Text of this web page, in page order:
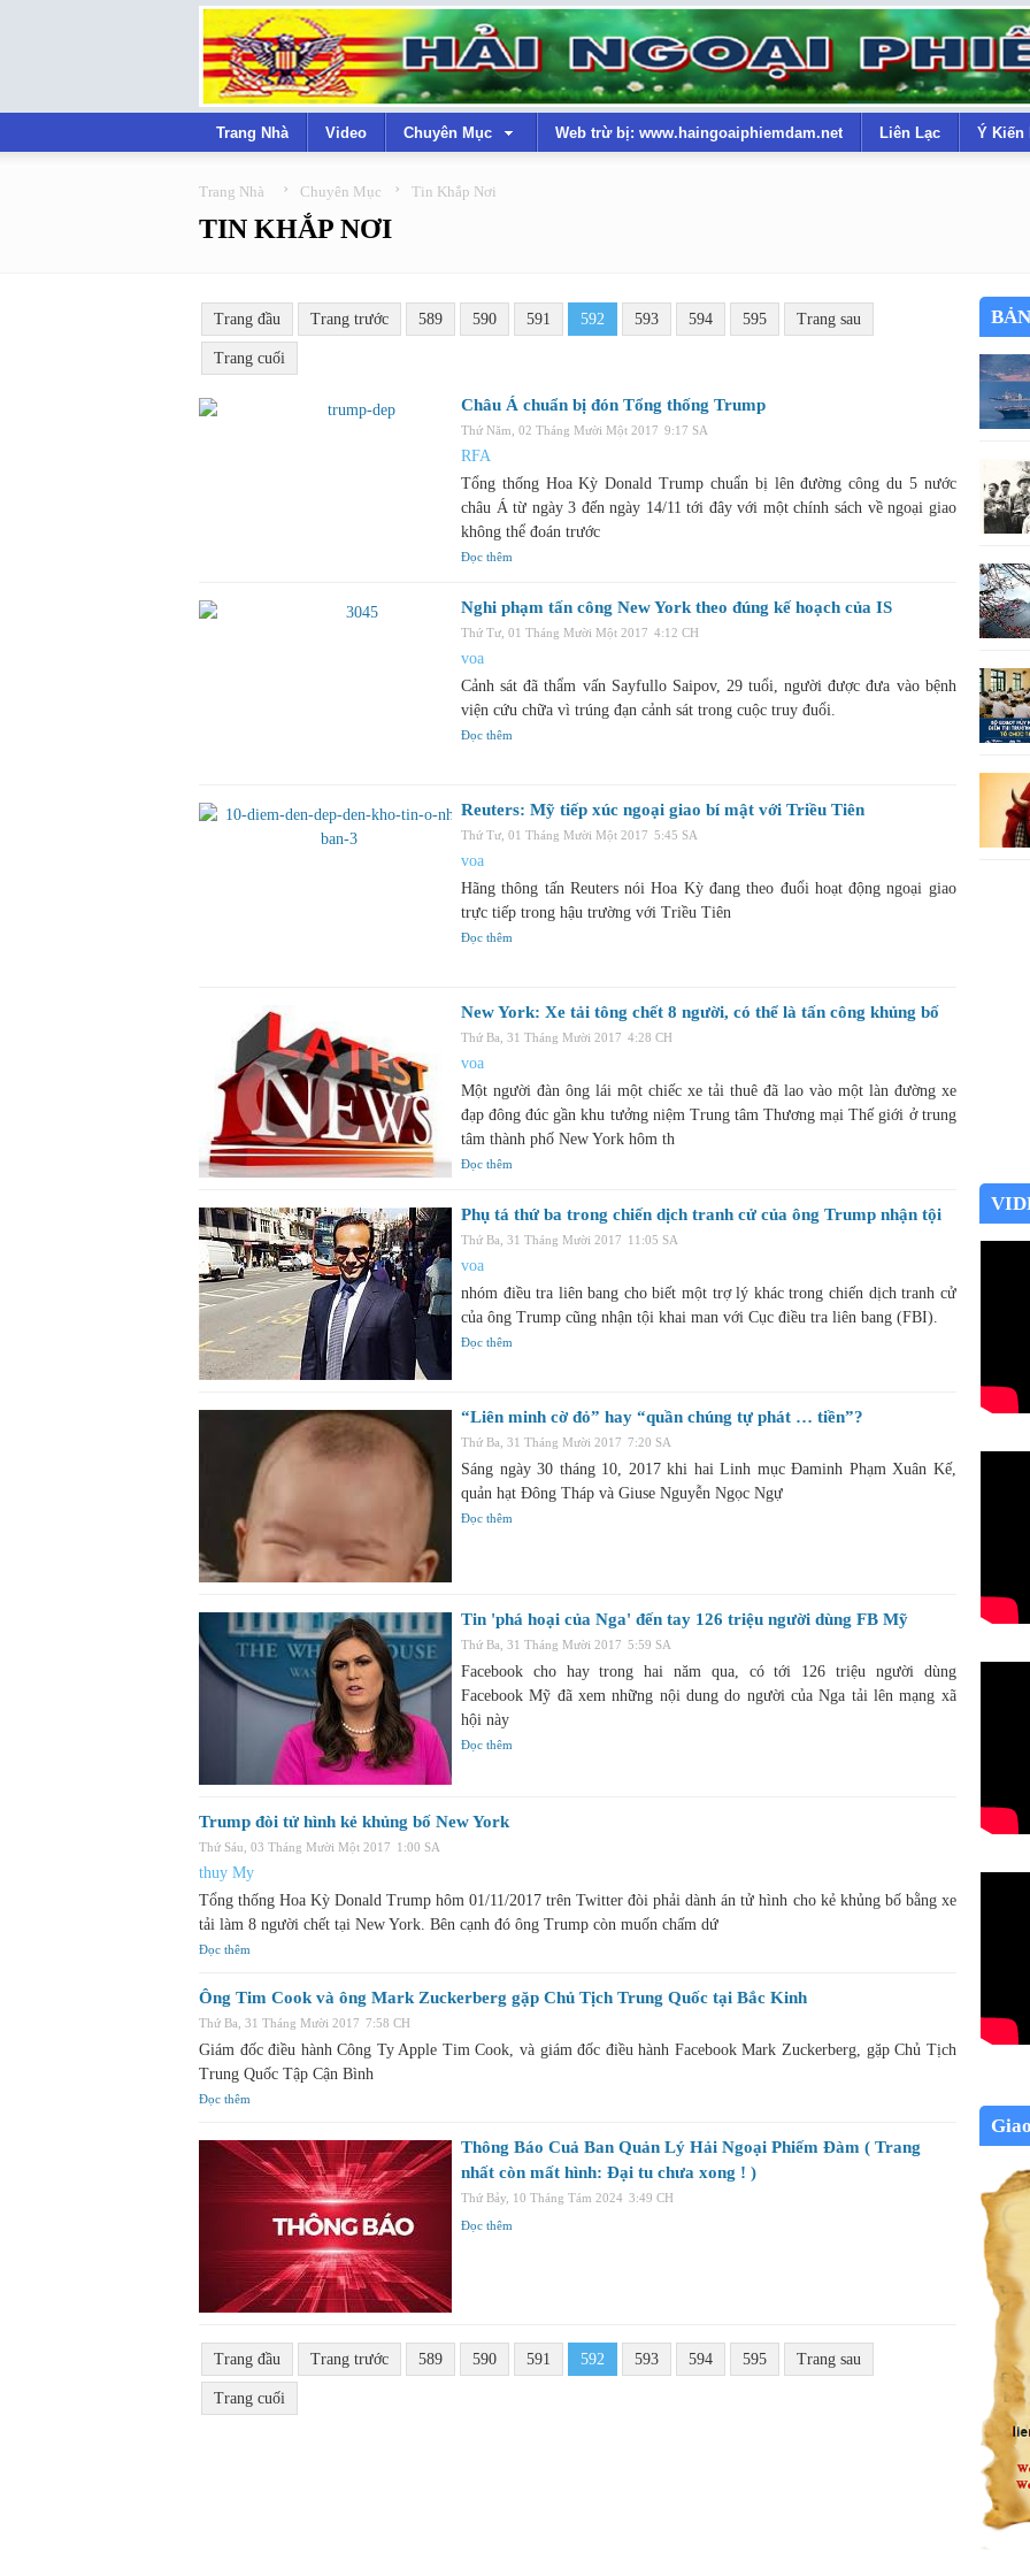
Trang Nhà Video Chuyên Mục Web trừ bị: www.haingoaiphiemdam.net Liên Lạc Ý Kiến
Trang Nhà › Chuyên Mục › Tin Khắp Nơi
TIN KHẮP NƠI
Trang đầu Trang trước 589 590 591 592 593 594 595 Trang sau
Trang cuối
Châu Á chuẩn bị đón Tổng thống Trump
Thứ Năm, 02 Tháng Mười Một 2017 9:17 SA
RFA
Tổng thống Hoa Kỳ Donald Trump chuẩn bị lên đường công du 5 nước
châu Á từ ngày 3 đến ngày 14/11 tới đây với một chính sách về ngoại giao
không thể đoán trước
Đọc thêm
Nghi phạm tấn công New York theo đúng kế hoạch của IS
Thứ Tư, 01 Tháng Mười Một 2017 4:12 CH
voa
Cảnh sát đã thẩm vấn Sayfullo Saipov, 29 tuổi, người được đưa vào bệnh
viện cứu chữa vì trúng đạn cảnh sát trong cuộc truy đuổi.
Đọc thêm
Reuters: Mỹ tiếp xúc ngoại giao bí mật với Triều Tiên
Thứ Tư, 01 Tháng Mười Một 2017 5:45 SA
voa
Hãng thông tấn Reuters nói Hoa Kỳ đang theo đuổi hoạt động ngoại giao
trực tiếp trong hậu trường với Triều Tiên
Đọc thêm
New York: Xe tải tông chết 8 người, có thể là tấn công khủng bố
Thứ Ba, 31 Tháng Mười 2017 4:28 CH
voa
Một người đàn ông lái một chiếc xe tải thuê đã lao vào một làn đường xe
đạp đông đúc gần khu tưởng niệm Trung tâm Thương mại Thế giới ở trung
tâm thành phố New York hôm th
Đọc thêm
Phụ tá thứ ba trong chiến dịch tranh cử của ông Trump nhận tội
Thứ Ba, 31 Tháng Mười 2017 11:05 SA
voa
nhóm điều tra liên bang cho biết một trợ lý khác trong chiến dịch tranh cử
của ông Trump cũng nhận tội khai man với Cục điều tra liên bang (FBI).
Đọc thêm
“Liên minh cờ đỏ” hay “quần chúng tự phát … tiền”?
Thứ Ba, 31 Tháng Mười 2017 7:20 SA
Sáng ngày 30 tháng 10, 2017 khi hai Linh mục Đaminh Phạm Xuân Kế,
quản hạt Đông Tháp và Giuse Nguyễn Ngọc Ngự
Đọc thêm
Tin 'phá hoại của Nga' đến tay 126 triệu người dùng FB Mỹ
Thứ Ba, 31 Tháng Mười 2017 5:59 SA
Facebook cho hay trong hai năm qua, có tới 126 triệu người dùng
Facebook Mỹ đã xem những nội dung do người của Nga tải lên mạng xã
hội này
Đọc thêm
Trump đòi tử hình kẻ khủng bố New York
Thứ Sáu, 03 Tháng Mười Một 2017 1:00 SA
thuy My
Tổng thống Hoa Kỳ Donald Trump hôm 01/11/2017 trên Twitter đòi phải dành án tử hình cho kẻ khủng bố bằng xe
tải làm 8 người chết tại New York. Bên cạnh đó ông Trump còn muốn chấm dứ
Đọc thêm
Ông Tim Cook và ông Mark Zuckerberg gặp Chủ Tịch Trung Quốc tại Bắc Kinh
Thứ Ba, 31 Tháng Mười 2017 7:58 CH
Giám đốc điều hành Công Ty Apple Tim Cook, và giám đốc điều hành Facebook Mark Zuckerberg, gặp Chủ Tịch
Trung Quốc Tập Cận Bình
Đọc thêm
Thông Báo Cuả Ban Quản Lý Hải Ngoại Phiếm Đàm ( Trang
nhất còn mất hình: Đại tu chưa xong ! )
Thứ Bảy, 10 Tháng Tám 2024 3:49 CH
Đọc thêm
Trang đầu Trang trước 589 590 591 592 593 594 595 Trang sau
Trang cuối